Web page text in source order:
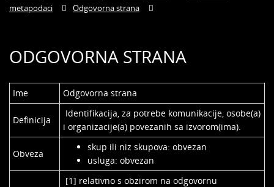
metapodaci
Odgovorna strana
ODGOVORNA STRANA
Ime Odgovorna strana
Definicija
Identifikacija, za potrebe komunikacije, osobe(a)
i organizacije(a) povezanih sa izvorom(ima).
Obveza
skup ili niz skupova: obvezan
usluga: obvezan
[1] relativno s obzirom na odgovornu